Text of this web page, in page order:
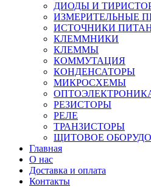
ДИОДЫ И
ИЗМЕРИТЕЛЬНЫЕ
ИСТОЧНИКИ
КЛЕММНИКИ
КЛЕММЫ
КОММУТАЦИЯ
КОНДЕНСАТОРЫ
МИКРОСХЕМЫ
РЕЗИСТОРЫ
РЕЛЕ
ТРАНЗИСТОРЫ
ЩИТОВОЕ
Главная
О нас
Доставка и оплата
Контакты